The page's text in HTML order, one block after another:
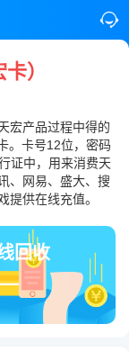
）
宏产品过程中得的
。卡号12位，密码
证中，用来消费天
、网易、盛大、搜
提供在线充值。
回收